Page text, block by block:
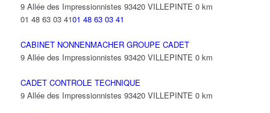
9 Allée des Impressionnistes 93420 VILLEPINTE 0 km
01 48 63 03 4101 48 63 03 41
CABINET NONNENMACHER GROUPE CADET
9 Allée des Impressionnistes 93420 VILLEPINTE 0 km
CADET CONTROLE TECHNIQUE
9 Allée des Impressionnistes 93420 VILLEPINTE 0 km